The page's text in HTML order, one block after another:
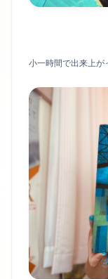
小一時間で出来上が